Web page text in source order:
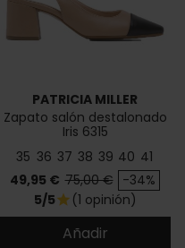
PATRICIA MILLER
Zapato salón destalonado
Iris 6315
35 36 37 38 39 40 41
Precio
49,95 € Precio base
75,00 € -34%
5/5star (1 opinión)
Añadir